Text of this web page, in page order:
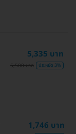
5,335 บาท
5,500 บาท ประหยัด 3%
1,746 บาท